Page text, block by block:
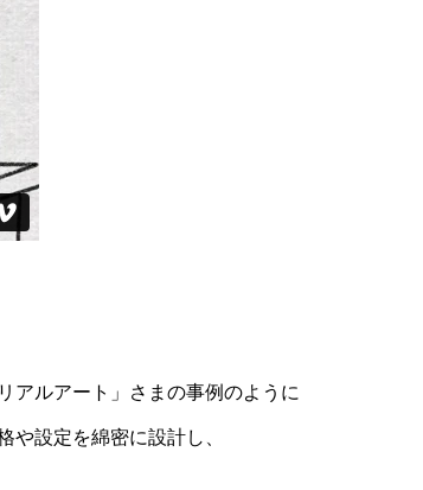
アルアート」さまの事例のように
や設定を綿密に設計し、